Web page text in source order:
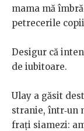
mama mă
petrecerile
Desigur că
de iubitoare.
Ulay a găsit
stranie, într‑un
fraţi siamezi: